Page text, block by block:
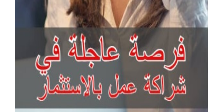
آخر الإعلانات